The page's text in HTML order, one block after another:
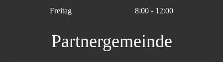
Freitag 8:00 - 12:00
Partnergemeinde